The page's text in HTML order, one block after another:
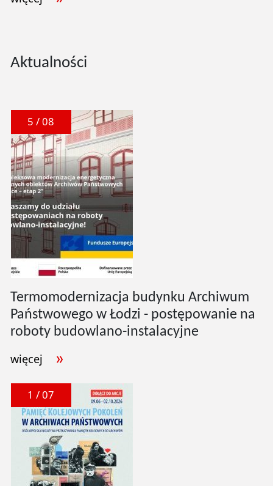
Aktualności
5 / 08
Termomodernizacja budynku Archiwum
Państwowego w Łodzi - postępowanie na
roboty budowlano-instalacyjne
więcej
1 / 07